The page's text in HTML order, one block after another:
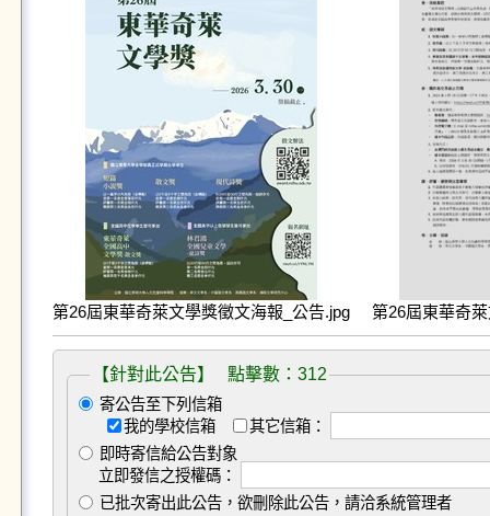
第26屆東華奇萊文學獎徵文海報_公告.jpg 第26屆東華奇
【針對此公告】 點擊數：312
寄公告至下列信箱
我的學校信箱
其它信箱：
即時寄信給公告對象
立即發信之授權碼：
已批次寄出此公告，欲刪除此公告，請洽系統管理者